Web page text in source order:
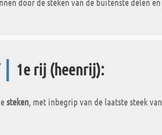
1e rij (heenrij):
steken, met inbegrip van de laatste steek